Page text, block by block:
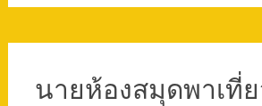
นายห้องสมุดพาเที่